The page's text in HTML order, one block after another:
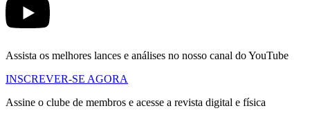
Assista os melhores lances e análises no nosso canal do YouTube
INSCREVER-SE AGORA
Assine o clube de membros e acesse a revista digital e física